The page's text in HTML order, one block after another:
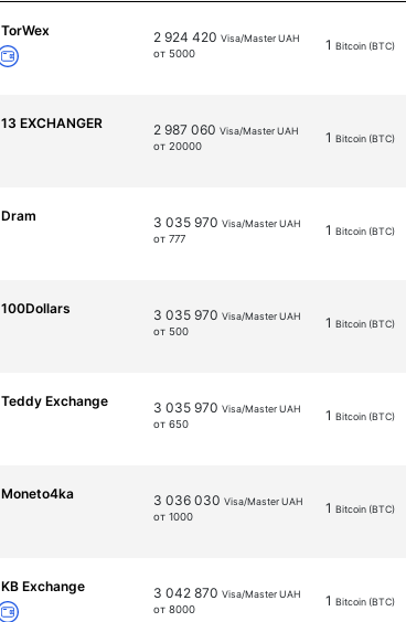
TorWex 2 924 420 Visa/Master UAH
от 5000
1 Bitcoin (BTC)
13 EXCHANGER 2 987 060 Visa/Master UAH
от 20000
1 Bitcoin (BTC)
Dram 3 035 970 Visa/Master UAH
от 777
1 Bitcoin (BTC)
100Dollars 3 035 970 Visa/Master UAH
от 500
1 Bitcoin (BTC)
Teddy Exchange 3 035 970 Visa/Master UAH
от 650
1 Bitcoin (BTC)
Moneto4ka 3 036 030 Visa/Master UAH
от 1000
1 Bitcoin (BTC)
KB Exchange 3 042 870 Visa/Master UAH
от 8000
1 Bitcoin (BTC)